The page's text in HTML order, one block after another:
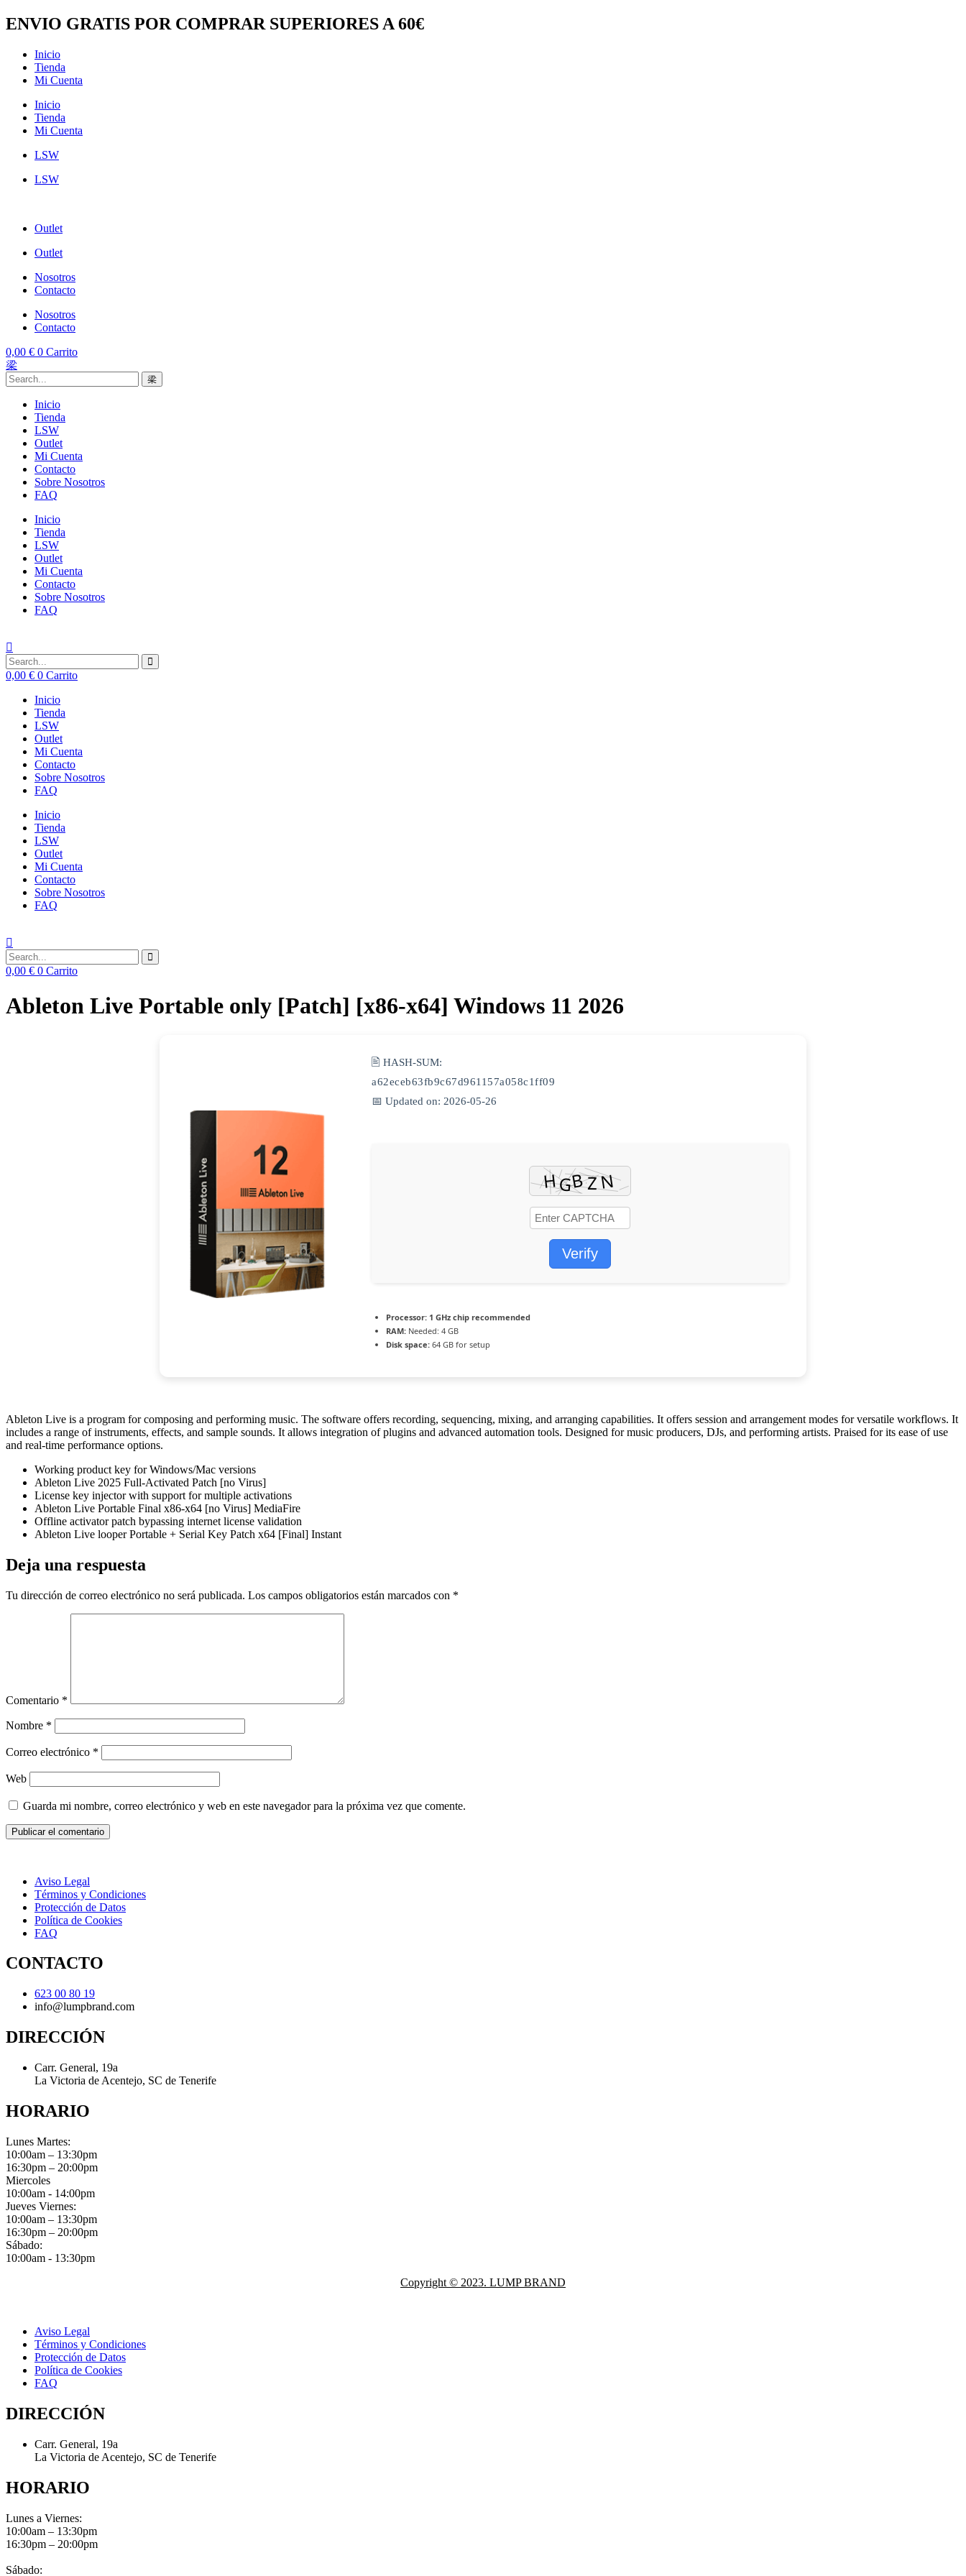
Ir
al
ENVIO GRATIS POR COMPRAR SUPERIORES A 60€
Inicio
Tienda
Mi Cuenta
Inicio
Tienda
Mi Cuenta
LSW
LSW
Outlet
Outlet
Nosotros
Contacto
Nosotros
Contacto
0,00 € 0 Carrito
Inicio
Tienda
LSW
Outlet
Mi Cuenta
Contacto
Sobre Nosotros
FAQ
Inicio
Tienda
LSW
Outlet
Mi Cuenta
Contacto
Sobre Nosotros
FAQ
0,00 € 0 Carrito
Inicio
Tienda
LSW
Outlet
Mi Cuenta
Contacto
Sobre Nosotros
FAQ
Inicio
Tienda
LSW
Outlet
Mi Cuenta
Contacto
Sobre Nosotros
FAQ
0,00 € 0 Carrito
Ableton Live Portable only [Patch] [x86-x64] Windows 11 2026
🖹 HASH-SUM:
a62eceb63fb9c67d961157a058c1ff09
📅 Updated on: 2026-05-26
Verify
Processor: 1 GHz chip recommended
RAM: Needed: 4 GB
Disk space: 64 GB for setup
Ableton Live is a program for composing and performing music. The software offers recording, sequencing, mixing, and arranging capabilities. It offers session and arrangement modes for versatile workflows. It
includes a range of instruments, effects, and sample sounds. It allows integration of plugins and advanced automation tools. Designed for music producers, DJs, and performing artists. Praised for its ease of use
and real-time performance options.
Working product key for Windows/Mac versions
Ableton Live 2025 Full-Activated Patch [no Virus]
License key injector with support for multiple activations
Ableton Live Portable Final x86-x64 [no Virus] MediaFire
Offline activator patch bypassing internet license validation
Ableton Live looper Portable + Serial Key Patch x64 [Final] Instant
Deja una respuesta
Tu dirección de correo electrónico no será publicada. Los campos obligatorios están marcados con *
Comentario *
Nombre *
Correo electrónico *
Web
Guarda mi nombre, correo electrónico y web en este navegador para la próxima vez que comente.
Aviso Legal
Términos y Condiciones
Protección de Datos
Política de Cookies
FAQ
CONTACTO
623 00 80 19
info@lumpbrand.com
DIRECCIÓN
Carr. General, 19a
La Victoria de Acentejo, SC de Tenerife
HORARIO
Lunes Martes:
10:00am – 13:30pm
16:30pm – 20:00pm
Miercoles
10:00am - 14:00pm
Jueves Viernes:
10:00am – 13:30pm
16:30pm – 20:00pm
Sábado:
10:00am - 13:30pm
Copyright © 2023. LUMP BRAND
Aviso Legal
Términos y Condiciones
Protección de Datos
Política de Cookies
FAQ
DIRECCIÓN
Carr. General, 19a
La Victoria de Acentejo, SC de Tenerife
HORARIO
Lunes a Viernes:
10:00am – 13:30pm
16:30pm – 20:00pm
Sábado: